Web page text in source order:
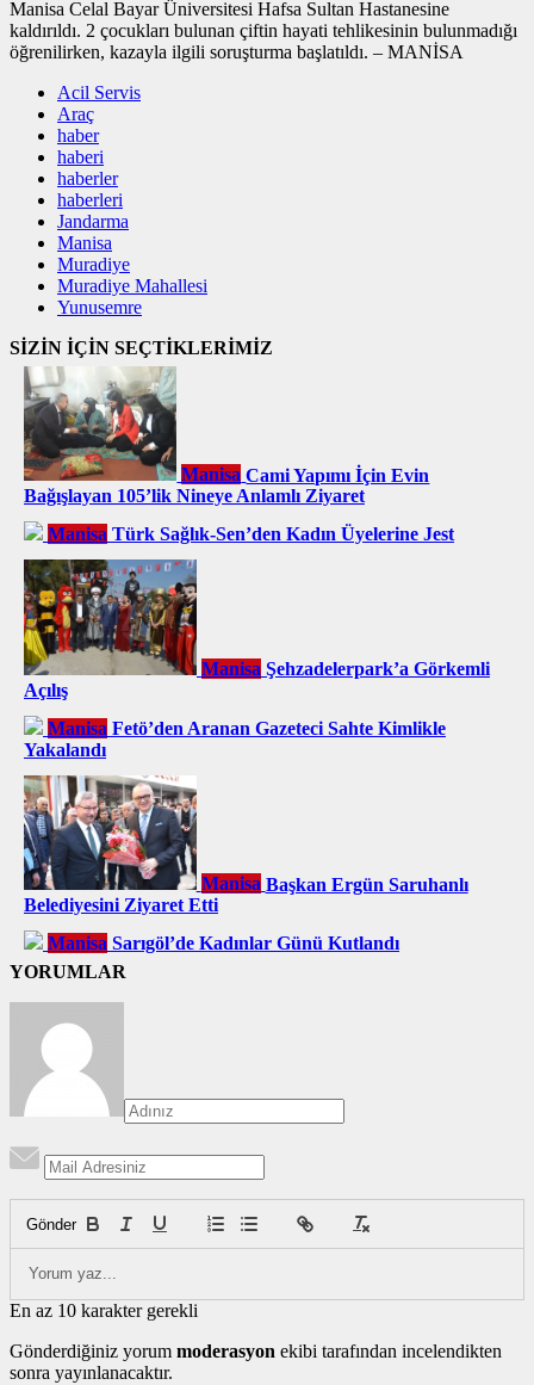
Manisa Celal Bayar Üniversitesi Hafsa Sultan Hastanesine
kaldırıldı. 2 çocukları bulunan çiftin hayati tehlikesinin bulunmadığı
öğrenilirken, kazayla ilgili soruşturma başlatıldı. – MANİSA
Acil Servis
Araç
haber
haberi
haberler
haberleri
Jandarma
Manisa
Muradiye
Muradiye Mahallesi
Yunusemre
SİZİN İÇİN SEÇTİKLERİMİZ
Manisa Cami Yapımı İçin Evin
Bağışlayan 105’lik Nineye Anlamlı Ziyaret
Manisa Türk Sağlık-Sen’den Kadın Üyelerine Jest
Manisa Şehzadelerpark’a Görkemli
Açılış
Manisa Fetö’den Aranan Gazeteci Sahte Kimlikle
Yakalandı
Manisa Başkan Ergün Saruhanlı
Belediyesini Ziyaret Etti
Manisa Sarıgöl’de Kadınlar Günü Kutlandı
YORUMLAR
Gönder
En az 10 karakter gerekli
Gönderdiğiniz yorum moderasyon ekibi tarafından incelendikten
sonra yayınlanacaktır.